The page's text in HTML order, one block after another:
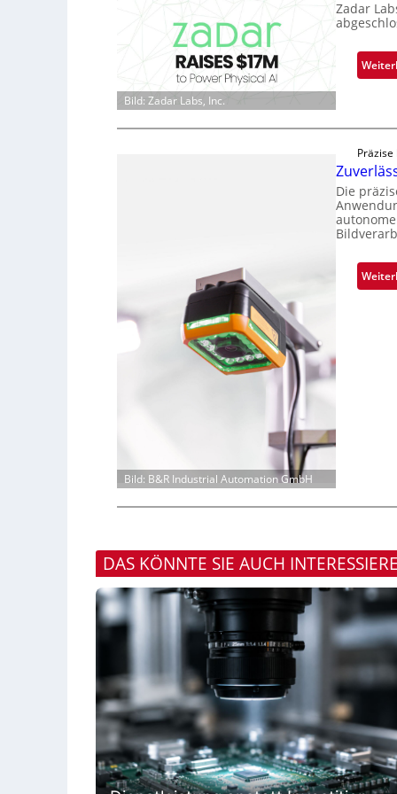
Bild: Zadar Labs, Inc.
Zadar
Bild: B&R Industrial Automation GmbH
Die
DAS KÖNNTE SIE AUCH